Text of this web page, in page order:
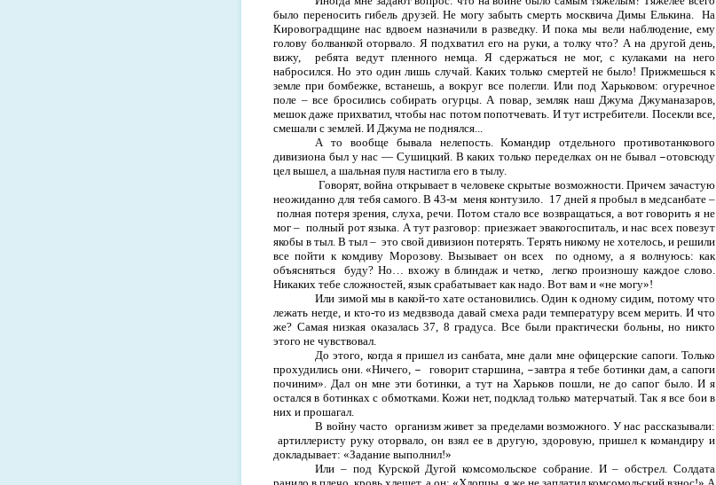
было переносить гибель друзей. Не могу забыть смерть москвича Димы Елькина.
На
Кировоградщине нас вдвоем назначили в разведку. И пока мы вели наблюдение, ему
голову болванкой оторвало. Я подхватил его на руки, а толку что? А на другой день,
вижу,
ребята ведут пленного немца. Я сдержаться не мог, с кулаками на него
набросился. Но это один лишь случай. Каких только смертей не было! Прижмешься к
земле при бомбежке, встанешь, а вокруг все полегли. Или под Харьковом: огуречное
поле –все бросились собирать огурцы. А повар, земляк наш Джума Джуманазаров,
мешок даже прихватил, чтобы нас потом попотчевать. И тут истребители. Посекли все,
смешали с землей. И Джума не поднялся...
А то вообще бывала нелепость. Командир отдельного противотанкового
дивизиона был у нас — Сушицкий. В каких только переделках он не бывал –отовсюду
цел вышел, а шальная пуля настигла его в тылу.
Говорят, война открывает в человеке скрытые возможности. Причем зачастую
неожиданно для тебя самого. В 43-м меня контузило. 17 дней я пробыл в медсанбате –
полная потеря зрения, слуха, речи. Потом стало все возвращаться, а вот говорить я не
мог– полный рот языка. А тут разговор: приезжает эвакогоспиталь, и нас всех повезут
якобы в тыл. В тыл – это свой дивизион потерять. Терять никому не хотелось, и решили
все пойти к комдиву Морозову. Вызывает он всех
по одному, а я волнуюсь: как
объясняться
буду? Но… вхожу в блиндаж и четко,
легко произношу каждое слово.
Никаких тебе сложностей, язык срабатывает как надо. Вот вам и «не могу»!
Или зимой мы в какой-то хате остановились. Один к одному сидим, потому что
лежать негде, и кто-то из медвзвода давай смеха ради температуру всем мерить. И что
же? Самая низкая оказалась 37, 8 градуса. Все были практически больны, но никто
этого не чувствовал.
До этого, когда я пришел из санбата, мне дали мне офицерские сапоги. Только
прохудились они. «Ничего, – говорит старшина, –завтра я тебе ботинки дам, а сапоги
починим». Дал он мне эти ботинки, а тут на Харьков пошли, не до сапог было. И я
остался в ботинках с обмотками. Кожи нет, подклад только матерчатый. Так я все бои в
них и прошагал.
В войну часто организм живет за пределами возможного. У нас рассказывали:
артиллеристу руку оторвало, он взял ее в другую, здоровую, пришел к командиру и
докладывает: «Задание выполнил!»
Или– под Курской Дугой комсомольское собрание. И–обстрел. Солдата